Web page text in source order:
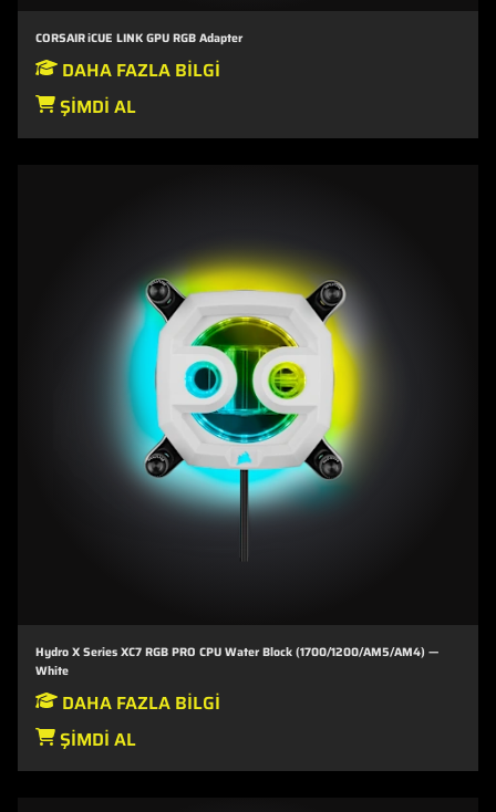
CORSAIR iCUE LINK GPU RGB Adapter
DAHA FAZLA BILGI
ŞIMDI AL
Hydro X Series XC7 RGB PRO CPU Water Block (1700/1200/AM5/AM4) —
White
DAHA FAZLA BILGI
ŞIMDI AL